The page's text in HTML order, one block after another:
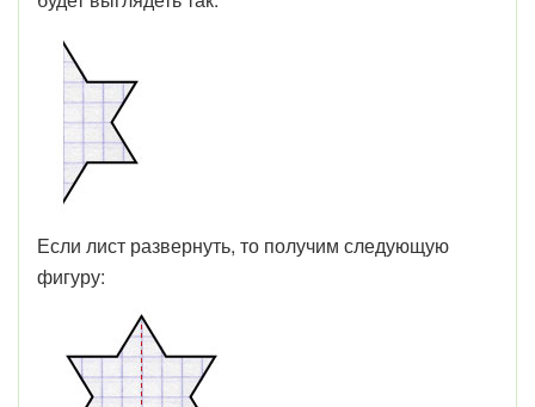
Если лист развернуть, то получим следующую
фигуру: